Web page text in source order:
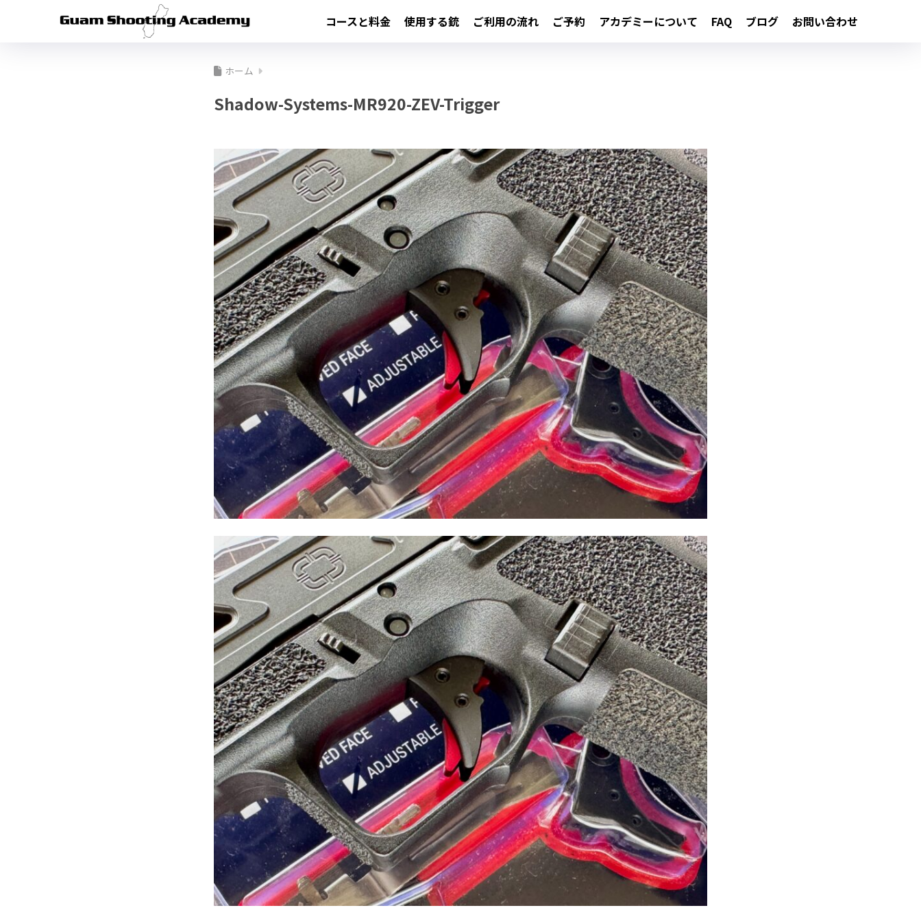
コースと料金 使用する銃 ご利用の流れ ご予約 アカデミーについて FAQ ブログ お問い合わせ
ホーム
Shadow-Systems-MR920-ZEV-Trigger